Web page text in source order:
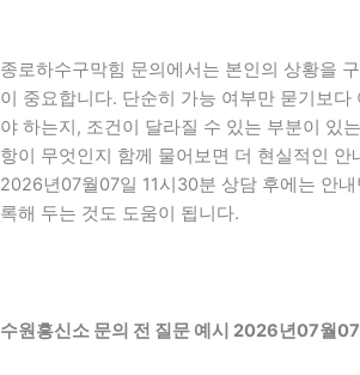
종로하수구막힘 문의에서는 본인의 상황을
이 중요합니다. 단순히 가능 여부만 묻기보다
야 하는지, 조건이 달라질 수 있는 부분이 있
항이 무엇인지 함께 물어보면 더 현실적인 안
2026년07월07일 11시30분 상담 후에는 안
록해 두는 것도 도움이 됩니다.
수원흥신소 문의 전 질문 예시 2026년07월